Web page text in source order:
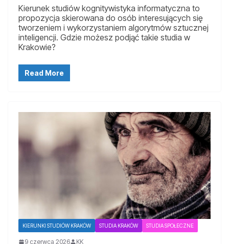
Kierunek studiów kognitywistyka informatyczna to
propozycja skierowana do osób interesujących się
tworzeniem i wykorzystaniem algorytmów sztucznej
inteligencji. Gdzie możesz podjąć takie studia w
Krakowie?
Read More
KIERUNKI STUDIÓW KRAKÓW STUDIA KRAKÓW STUDIA SPOŁECZNE
9 czerwca 2026
KK